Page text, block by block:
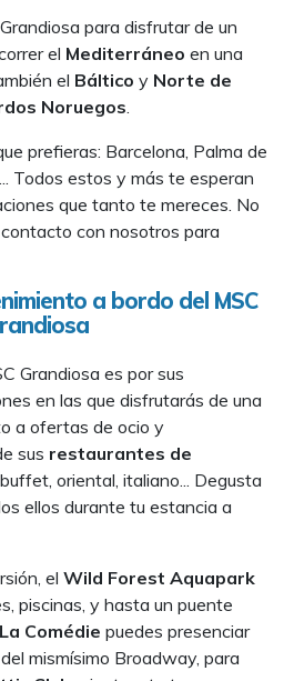
para disfrutar de un
el Mediterráneo en una
el Báltico y Norte de
Noruegos.
prefieras: Barcelona, Palma de
Todos estos y más te esperan
que tanto te mereces. No
con nosotros para
a bordo del MSC
Grandiosa es por sus
en las que disfrutarás de una
a ofertas de ocio y
sus restaurantes de
oriental, italiano... Degusta
ellos durante tu estancia a
el Wild Forest Aquapark
piscinas, y hasta un puente
Comédie puedes presenciar
mismísimo Broadway, para